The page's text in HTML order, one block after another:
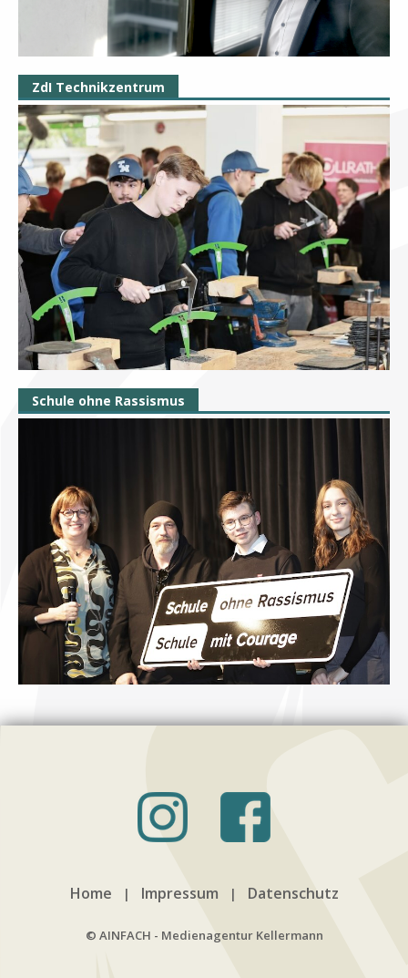
ZdI Technikzentrum
Schule ohne Rassismus
Home | Impressum | Datenschutz
© AINFACH - Medienagentur Kellermann